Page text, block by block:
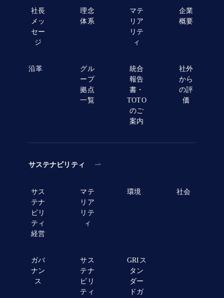
社長
メッ
セー
ジ
理念
体系
マテ
リア
リテ
ィ
企業
概要
沿革
グル
ープ
拠点
一覧
統合
報告
書・
TOTO
のご
案内
社外
から
の評
価
サステナビリティ
サス
テナ
ビリ
ティ
経営
マテ
リア
リテ
ィ
環境 社会
ガバ
ナン
ス
サス
テナ
ビリ
ティ
GRIス
タン
ダー
ドガ